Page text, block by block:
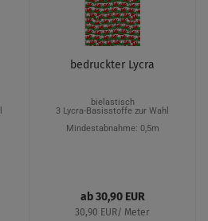
bedruckter Lycra
bielastisch
3 Lycra-Basisstoffe zur Wahl
Mindestabnahme: 0,5m
ab 30,90 EUR
30,90 EUR/ Meter